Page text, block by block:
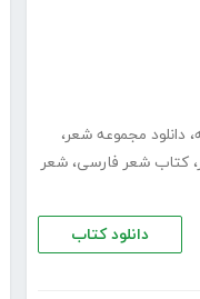
، دانلود مجموعه شعر،
، کتاب شعر فارسی، شعر
دانلود کتاب